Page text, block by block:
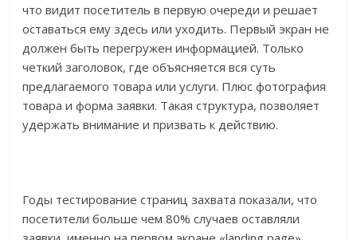
что видит посетитель в первую очереди и решает
оставаться ему здесь или уходить. Первый экран не
должен быть перегружен информацией. Только
четкий заголовок, где объясняется вся суть
предлагаемого товара или услуги. Плюс фотография
товара и форма заявки. Такая структура, позволяет
удержать внимание и призвать к действию.
Годы тестирование страниц захвата показали, что
посетители больше чем 80% случаев оставляли